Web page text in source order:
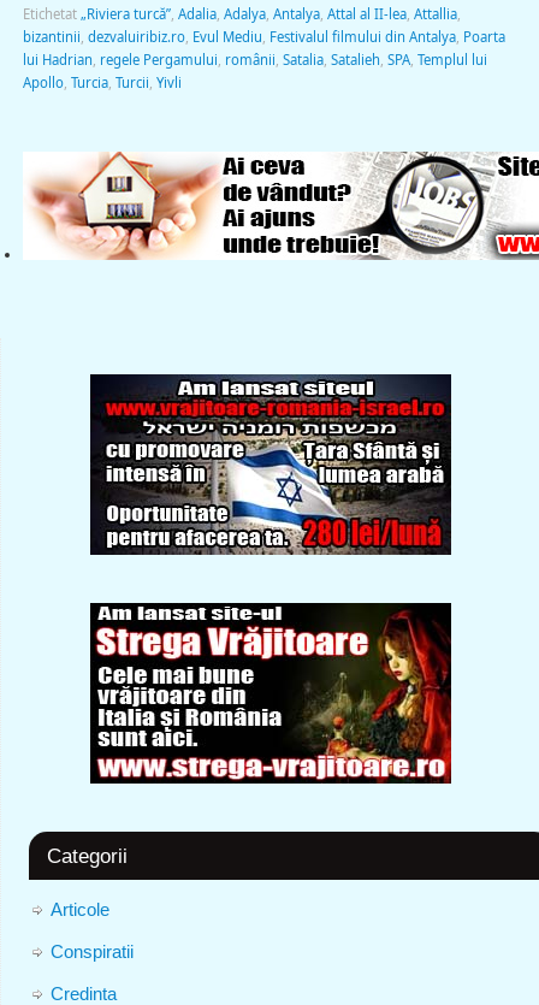
Etichetat „Riviera turcă”, Adalia, Adalya, Antalya, Attal al II-lea, Attallia,
bizantinii dezvaluiribiz.ro, Evul Mediu Festivalul filmului din Antalya, Poarta
lui Hadrian regele Pergamului românii Satalia, Satalieh SPA, Templul lui
Apollo, Turcia, Turcii Yivli
Categorii
Articole
Conspiratii
Credinta